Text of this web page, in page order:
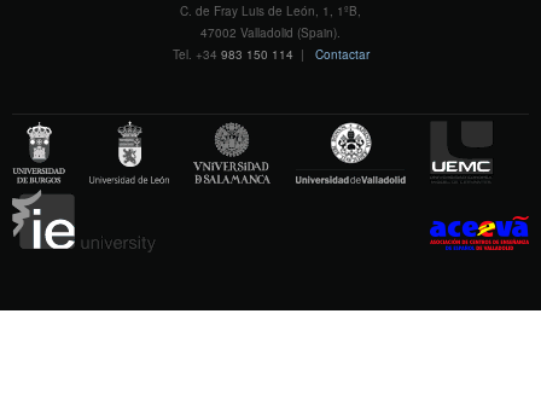
C. de Fray Luis de León, 1, 1ºB,
47002 Valladolid (Spain).
Tel. +34 983 150 114 | Contactar